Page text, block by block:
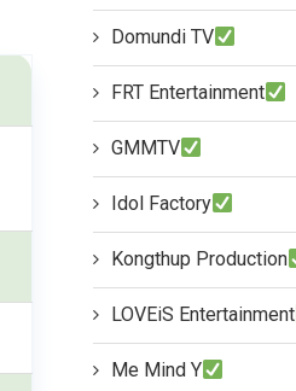
Domundi TV
FRT Entertainment
GMMTV
Idol Factory
Kongthup Production
LOVEiS Entertainment
Me Mind Y